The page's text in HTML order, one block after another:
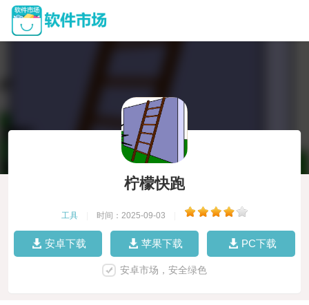
柠檬快跑
工具 时间：2025-09-03
安卓下载 苹果下载 PC下载
安卓市场，安全绿色